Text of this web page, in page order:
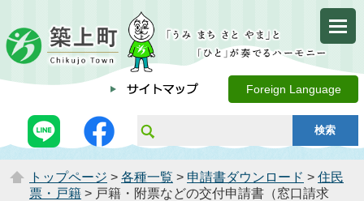
Foreign Language
トップページ > 各種一覧 > 申請書ダウンロード > 住民
票・戸籍 > 戸籍・附票などの交付申請書（窓口請求